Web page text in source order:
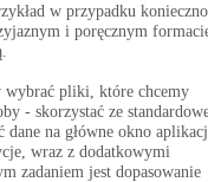
w przypadku
i poręcznym
wybrać pliki, które chcemy
- skorzystać ze
dane na główne okno
wraz z dodatkowymi
zadaniem jest dopasowanie